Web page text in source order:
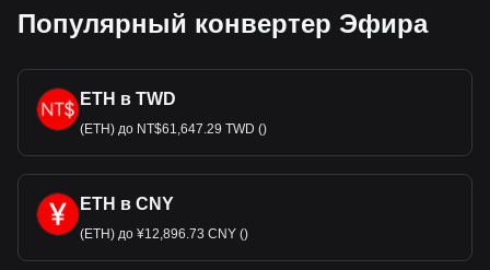
Популярный конвертер Эфира
ETH в TWD
(ETH) до NT$61,647.29 TWD ()
ETH в CNY
(ETH) до ¥12,896.73 CNY ()